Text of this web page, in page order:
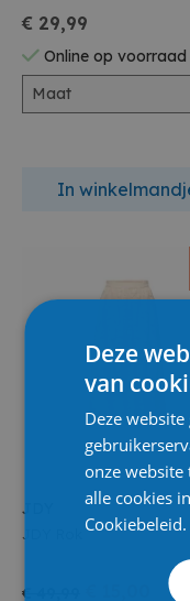
€ 29,99
Online op voorraad
Maat
In
JDY
JDY Rok
€ 49,99
Deze
van
Deze
onze
alle cookies
Cookiebeleid.